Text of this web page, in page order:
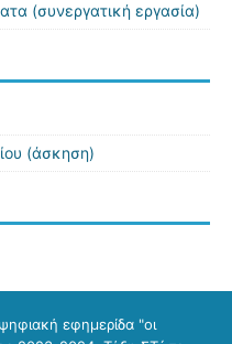
(συνεργατική εργασία)
(άσκηση)
εφημερίδα "οι